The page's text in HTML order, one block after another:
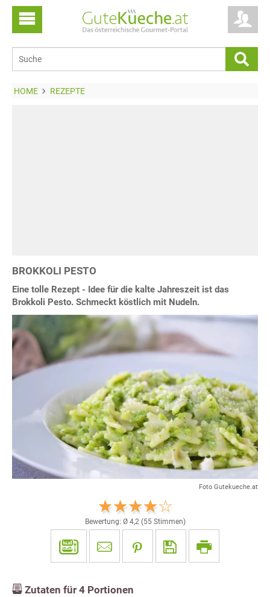
HOME REZEPTE
BROKKOLI PESTO
Eine tolle Rezept - Idee für die kalte Jahreszeit ist das
Brokkoli Pesto. Schmeckt köstlich mit Nudeln.
Foto Gutekueche.at
Bewertung: Ø 4,2(55Stimmen)
Zutaten für 4 Portionen